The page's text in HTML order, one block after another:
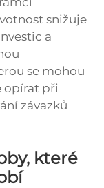
snižuje
a
se mohou
opírat při
závazků
které